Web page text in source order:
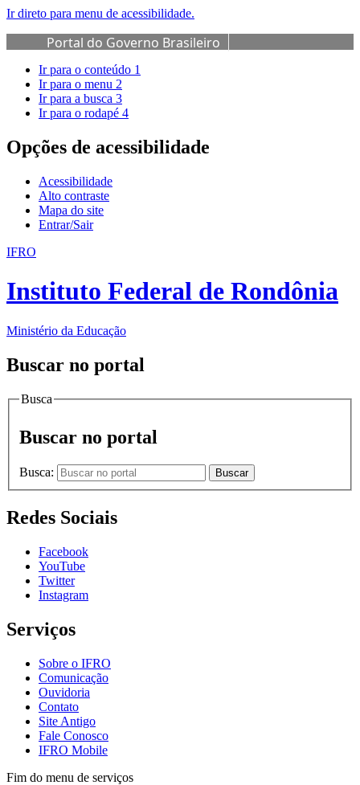
Ir direto para menu de acessibilidade.
Portal do Governo Brasileiro
Ir para o conteúdo 1
Ir para o menu 2
Ir para a busca 3
Ir para o rodapé 4
Opções de acessibilidade
Acessibilidade
Alto contraste
Mapa do site
Entrar/Sair
IFRO
Instituto Federal de Rondônia
Ministério da Educação
Buscar no portal
Busca
Buscar no portal
Busca: Buscar
Redes Sociais
Facebook
YouTube
Twitter
Instagram
Serviços
Sobre o IFRO
Comunicação
Ouvidoria
Contato
Site Antigo
Fale Conosco
IFRO Mobile
Fim do menu de serviços